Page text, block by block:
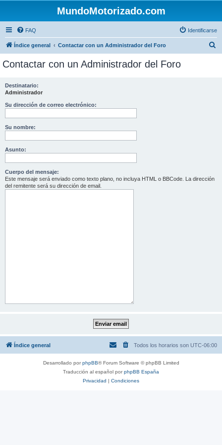
MundoMotorizado.com
FAQ Identificarse
Índice general Contactar con un Administrador del Foro
Contactar con un Administrador del Foro
Destinatario:
Administrador
Su dirección de correo electrónico:
Su nombre:
Asunto:
Cuerpo del mensaje:
Este mensaje será enviado como texto plano, no incluya HTML o BBCode. La dirección
del remitente será su dirección de email.
Índice general Todos los horarios son UTC-06:00
Desarrollado porphpBB® Forum Software © phpBB Limited
Traducción al español porphpBB España
Privacidad | Condiciones